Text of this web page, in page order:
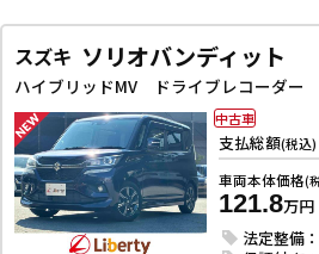
スズキ ソリオバンディット
支払総額(税込)
車両本体価格(
121.8万円
法定整備
中古車